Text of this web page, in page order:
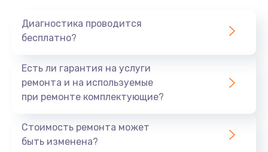
Диагностика проводится
бесплатно?
Есть ли гарантия на услуги
ремонта и на используемые
при ремонте комплектующие?
Стоимость ремонта может
быть изменена?